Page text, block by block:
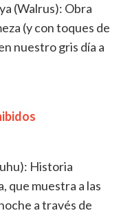
(Walrus): Obra
(y con toques de
nuestro gris día a
Historia
que muestra a las
a través de